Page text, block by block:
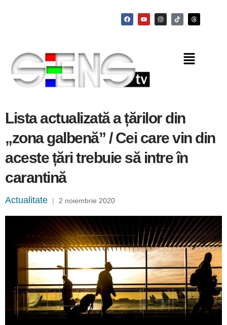
Lista actualizată a țărilor din
„zona galbenă” / Cei care vin din
aceste țări trebuie să intre în
carantină
Actualitate | 2 noiembrie 2020